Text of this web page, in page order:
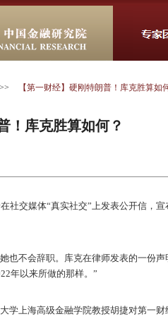
>> 【第一财经】硬刚特朗普！库克胜算如
！库克胜算如何？
社交媒体“真实社交”上发表公开信，
也不会辞职。库克在律师发表的一份
年以来所做的那样。”
学上海高级金融学院教授胡捷对第一